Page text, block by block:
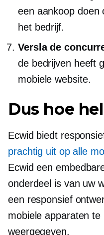
een aankoop doen
het bedrijf.
Versla de
de bedrijven heeft
mobiele website.
Dus hoe
Ecwid biedt
prachtig uit op alle
Ecwid een
onderdeel is van uw
een responsief
mobiele apparaten te
weergegeven.